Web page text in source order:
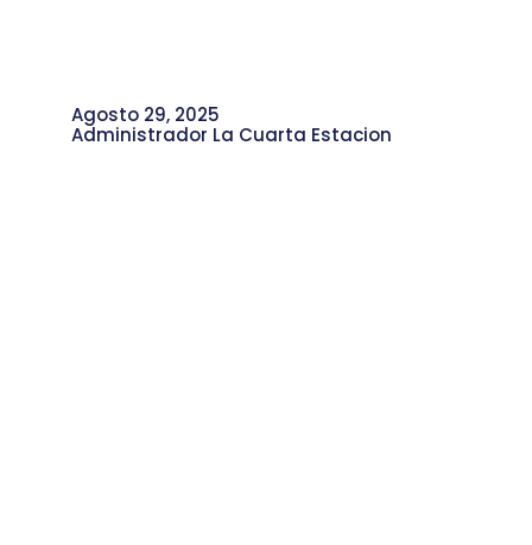
Agosto 29, 2025
Administrador La Cuarta Estacion